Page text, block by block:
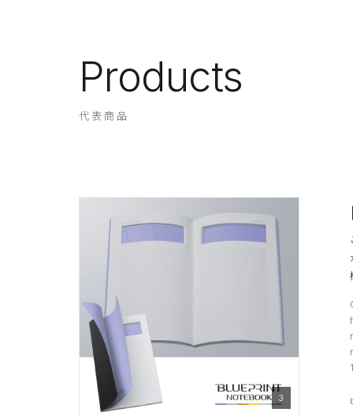
Products
代表商品
3